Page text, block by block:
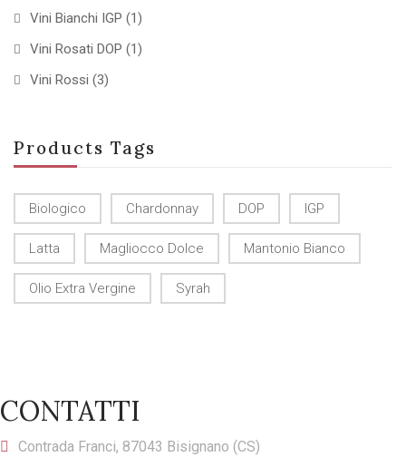
Vini Bianchi IGP (1)
Vini Rosati DOP (1)
Vini Rossi (3)
Products Tags
Biologico Chardonnay DOP IGP
Latta Magliocco Dolce Mantonio Bianco
Olio Extra Vergine Syrah
CONTATTI
Contrada Franci, 87043 Bisignano (CS)